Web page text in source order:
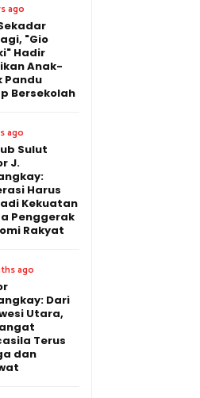
ago
"Gio
Hadir
Anak-
Pandu
Bersekolah
ago
Sulut
J.
Harus
Kekuatan
Penggerak
Rakyat
ago
Dari
Utara,
Terus
dan